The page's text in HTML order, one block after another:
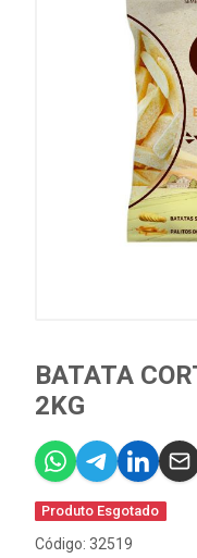
BATATA
2KG
Produto Esgotado
Código: 32519